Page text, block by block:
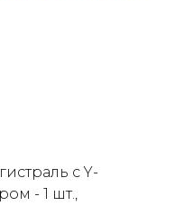
с Y-
- 1 шт.,